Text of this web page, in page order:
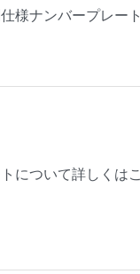
様ナンバープレー
について詳しくは